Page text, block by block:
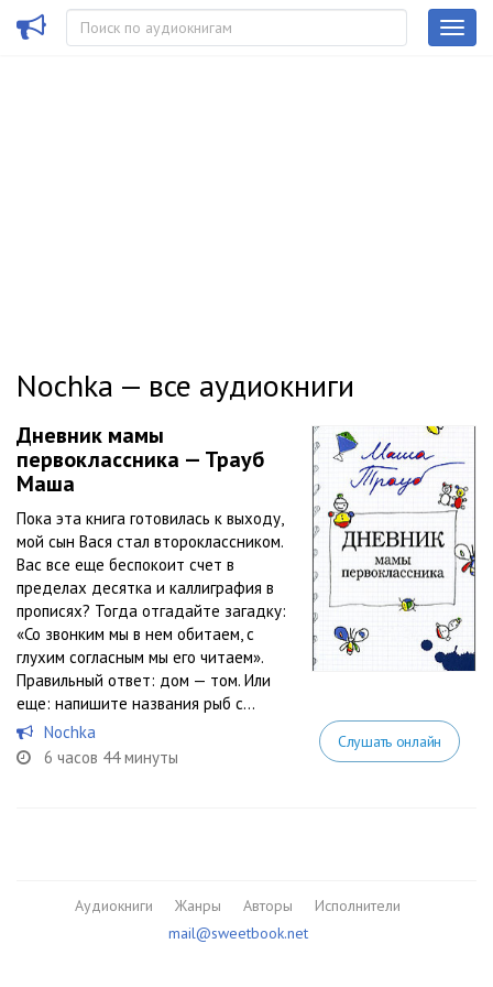
Nochka — все аудиокниги
Дневник мамы
первоклассника — Трауб
Маша
Пока эта книга готовилась к выходу,
мой сын Вася стал второклассником.
Вас все еще беспокоит счет в
пределах десятка и каллиграфия в
прописях? Тогда отгадайте загадку:
«Со звонким мы в нем обитаем, с
глухим согласным мы его читаем».
Правильный ответ: дом — том. Или
еще: напишите названия рыб с...
Nochka
6 часов 44 минуты
Слушать онлайн
Аудиокниги Жанры Авторы
Исполнители
mail@sweetbook.net